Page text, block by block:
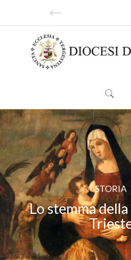
|
| CATECHESI
|
| CULTURA |
STORIA
Lo stemma